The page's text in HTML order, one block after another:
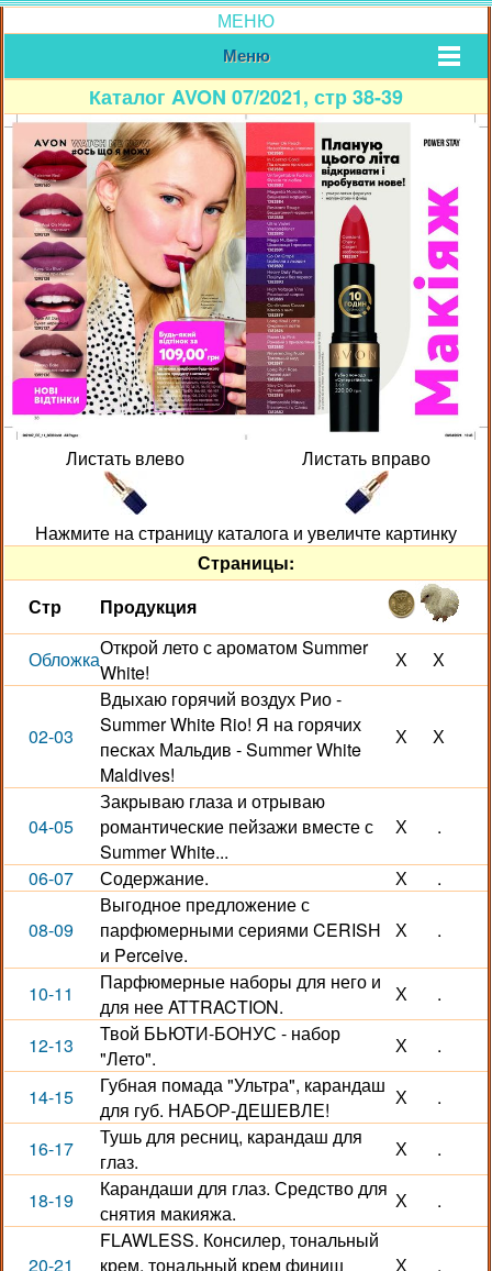
МЕНЮ
Меню
Каталог AVON 07/2021, стр 38-39
Листать влево Листать вправо
Нажмите на страницу каталога и увеличте картинку
Страницы:
Стр
Продукция
ОбложкаОткрой лето с ароматом Summer
White!
Х Х
02-03
Вдыхаю горячий воздух Рио -
Summer White Rio! Я на горячих
песках Мальдив - Summer White
Maldives!
Х Х
04-05
Закрываю глаза и отрываю
романтические пейзажи вместе с
Summer White...
Х .
06-07 Содержание. Х .
08-09
Выгодное предложение с
парфюмерными сериями CERISH
и Perceive.
Х .
10-11
Парфюмерные наборы для него и
для нее ATTRACTION.
Х .
12-13
Твой БЬЮТИ-БОНУС - набор
"Лето".
Х .
14-15
Губная помада "Ультра", карандаш
для губ. НАБОР-ДЕШЕВЛЕ!
Х .
16-17
Тушь для ресниц, карандаш для
глаз.
Х .
18-19
Карандаши для глаз. Средство для
снятия макияжа.
Х .
20-21
FLAWLESS. Консилер, тональный
крем, тональный крем финиш
Х .